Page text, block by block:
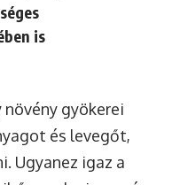
is
növény gyökerei
és levegőt,
Ugyanez igaz a